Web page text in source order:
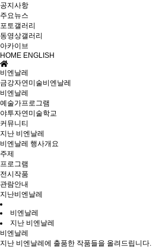
공지사항
주요뉴스
포토갤러리
동영상갤러리
아카이브
HOME ENGLISH
비엔날레
금강자연미술비엔날레
비엔날레
예술가프로그램
야투자연미술학교
커뮤니티
지난 비엔날레
비엔날레 행사개요
주제
프로그램
전시작품
관람안내
지난비엔날레
비엔날레
지난 비엔날레
비엔날레
지난 비엔날레에 출품한 작품들을 올려드립니다.